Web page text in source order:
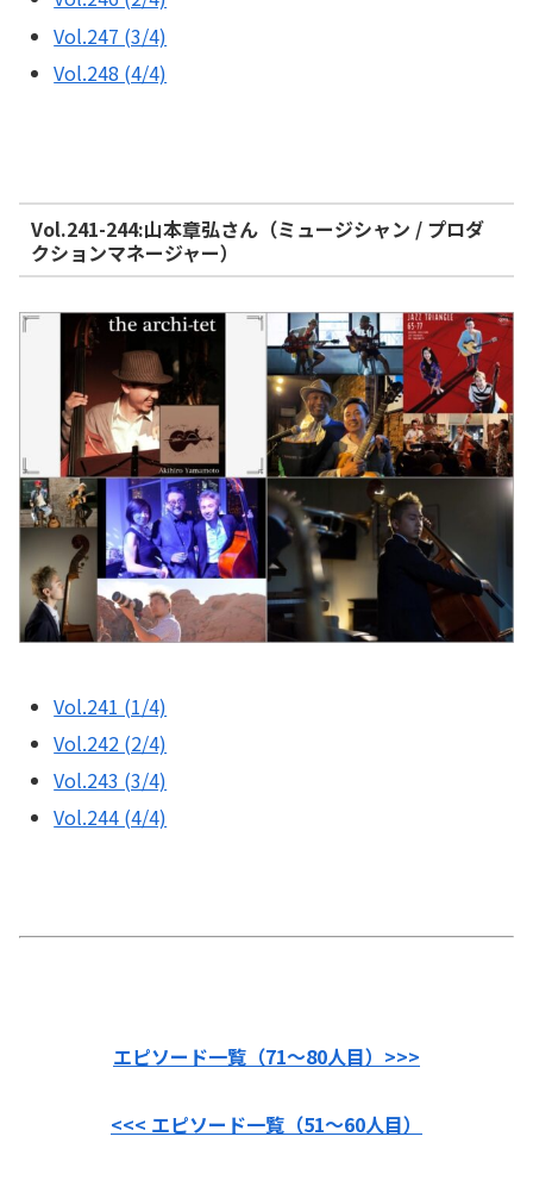
Vol.247 (3/4)
Vol.248 (4/4)
Vol.241-244:山本章弘さん（ミュージシャン / プロダ
クションマネージャー）
Vol.241 (1/4)
Vol.242 (2/4)
Vol.243 (3/4)
Vol.244 (4/4)
エピソード一覧（71〜80人目）>>>
<<< エピソード一覧（51〜60人目）